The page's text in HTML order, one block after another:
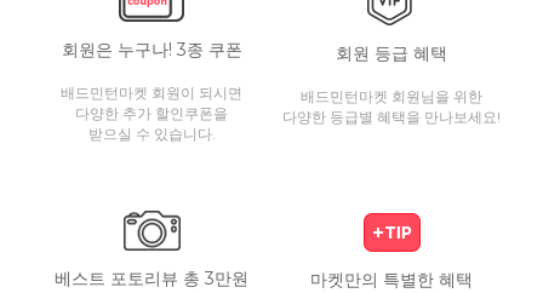
회원은 누구나! 3종 쿠폰
배드민턴마켓 회원이 되시면
다양한 추가 할인쿠폰을
받으실 수 있습니다.
회원 등급 혜택
배드민턴마켓 회원님을 위한
다양한 등급별 혜택을 만나보세요!
베스트 포토리뷰 총 3만원 마켓만의 특별한 혜택